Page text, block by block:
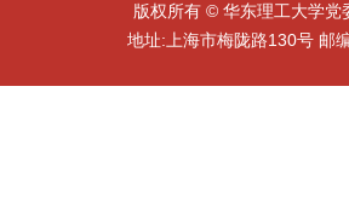
版权所有 © 华东理工大学党
地址:上海市梅陇路130号 邮